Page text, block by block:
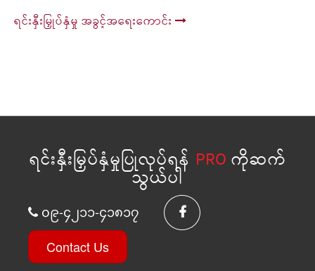
ရင်းနှီးမြှုပ်နှံမှု အခွင့်အရေးကောင်း
ရင်းနှီးမြှပ်နှံမှုပြုလုပ်ရန် PRO ကိုဆက်
သွယ်ပါ
၀၉-၄၂၁၁-၄၁၈၁၇
Contact Us